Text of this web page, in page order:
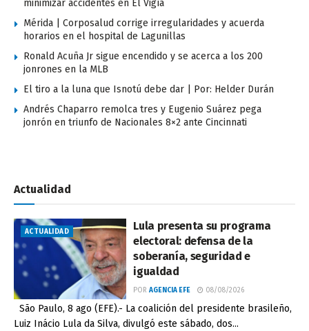
minimizar accidentes en El Vigía
Mérida | Corposalud corrige irregularidades y acuerda
horarios en el hospital de Lagunillas
Ronald Acuña Jr sigue encendido y se acerca a los 200
jonrones en la MLB
El tiro a la luna que Isnotú debe dar | Por: Helder Durán
Andrés Chaparro remolca tres y Eugenio Suárez pega
jonrón en triunfo de Nacionales 8×2 ante Cincinnati
Actualidad
ACTUALIDAD
Lula presenta su programa
electoral: defensa de la
soberanía, seguridad e
igualdad
POR AGENCIA EFE 08/08/2026
São Paulo, 8 ago (EFE).- La coalición del presidente brasileño,
Luiz Inácio Lula da Silva, divulgó este sábado, dos...